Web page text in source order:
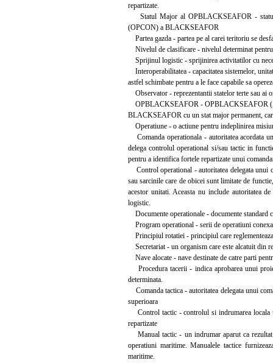
repartizate.
Statul Major al OPBLACKSEAFOR - statul
(OPCON) a BLACKSEAFOR
Partea gazda - partea pe al carei teritoriu se
Nivelul de clasificare - nivelul determinat
Sprijinul logistic - sprijinirea activitatilor cu
Interoperabilitatea - capacitatea sistemelor,
astfel schimbate pentru a le face capabile sa
Observator - reprezentantii statelor terte sau
OPBLACKSEAFOR - OPBLACKSEAFOR
BLACKSEAFOR cu un stat major permanent,
Operatiune - o actiune pentru indeplinirea
Comanda operationala - autoritatea acordata
delega controlul operational si/sau tactic in
pentru a identifica fortele repartizate unui
Control operational - autoritatea delegata unui
sau sarcinile care de obicei sunt limitate de
acestor unitati. Aceasta nu include autoritatea
logistic.
Documente operationale - documente standard
Program operational - serii de operatiuni
Principiul rotatiei - principiul care
Secretariat - un organism care este alcatuit din
Nave alocate - nave destinate de catre parti
Procedura tacerii - indica aprobarea unui
determinata.
Comanda tactica - autoritatea delegata unui
superioara
Control tactic - controlul si indrumarea locala
repartizate
Manual tactic - un indrumar aparut ca
operatiuni maritime. Manualele tactice
maritime.